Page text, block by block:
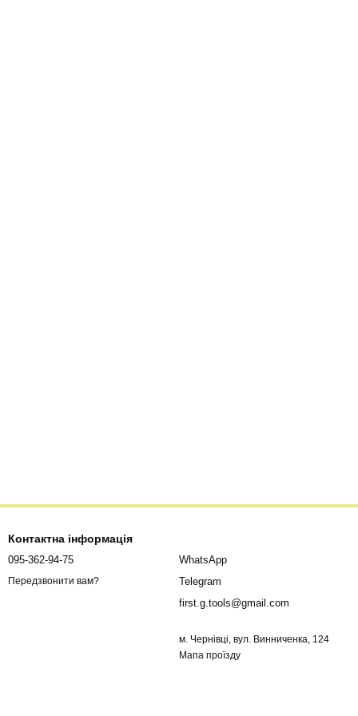
Контактна інформація
095-362-94-75
Передзвонити вам?
WhatsApp
Telegram
first.g.tools@gmail.com
м. Чернівці, вул. Винниченка, 124
Мапа проїзду